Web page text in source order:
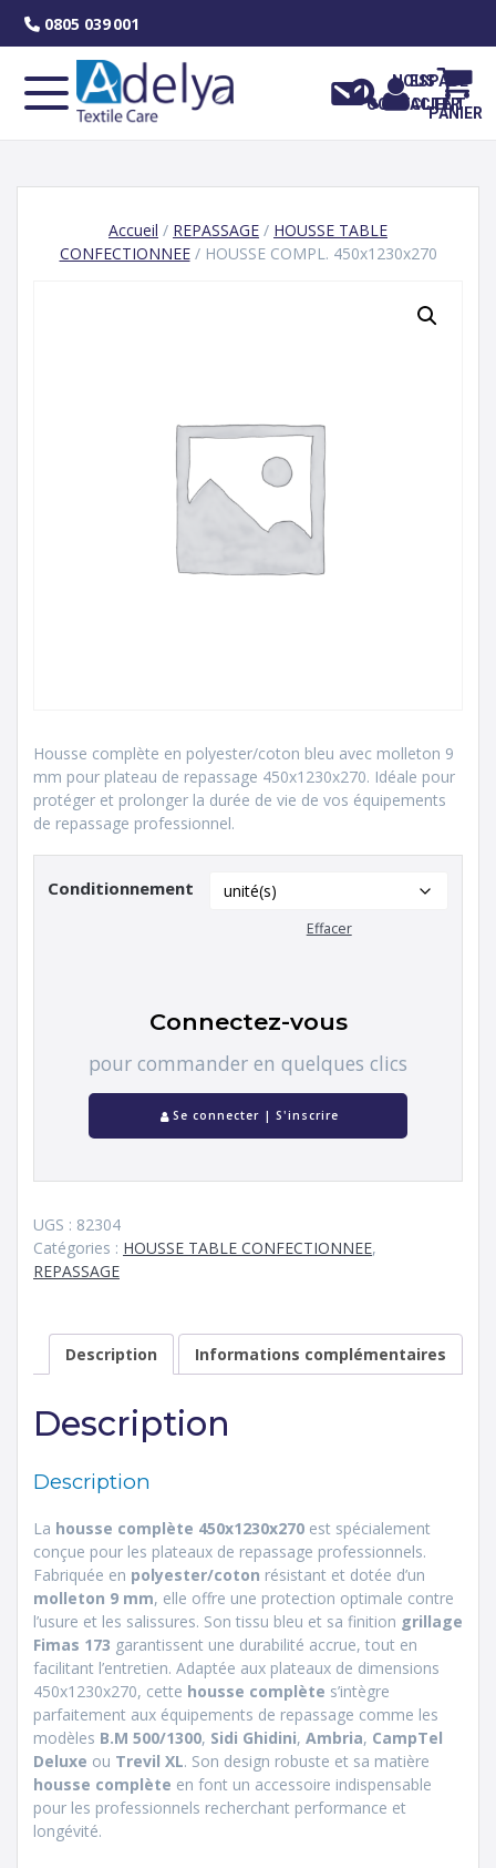
0805 039 001
NOUS
CONTACTER
ESPACE
CLIENT
PANIER
Accueil / REPASSAGE / HOUSSE TABLE
CONFECTIONNEE/ HOUSSE COMPL. 450x1230x270
Housse complète en polyester/coton bleu avec molleton 9
mm pour plateau de repassage 450x1230x270. Idéale pour
protéger et prolonger la durée de vie de vos équipements
de repassage professionnel.
Conditionnement
Effacer
Connectez-vous
pour commander en quelques clics
Se connecter | S'inscrire
UGS : 82304
Catégories : HOUSSE TABLE CONFECTIONNEE,
REPASSAGE
Description Informations complémentaires
Description
Description
La housse complète 450x1230x270 est spécialement
conçue pour les plateaux de repassage professionnels.
Fabriquée en polyester/coton résistant et dotée d’un
molleton 9 mm, elle offre une protection optimale contre
l’usure et les salissures. Son tissu bleu et sa finition grillage
Fimas 173 garantissent une durabilité accrue, tout en
facilitant l’entretien. Adaptée aux plateaux de dimensions
450x1230x270, cette housse complète s’intègre
parfaitement aux équipements de repassage comme les
modèles B.M 500/1300, Sidi Ghidini, Ambria, CampTel
Deluxe ou Trevil XL. Son design robuste et sa matière
housse complète en font un accessoire indispensable
pour les professionnels recherchant performance et
longévité.